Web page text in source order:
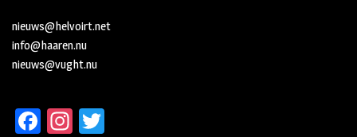
nieuws@helvoirt.net
info@haaren.nu
nieuws@vught.nu
Fa In